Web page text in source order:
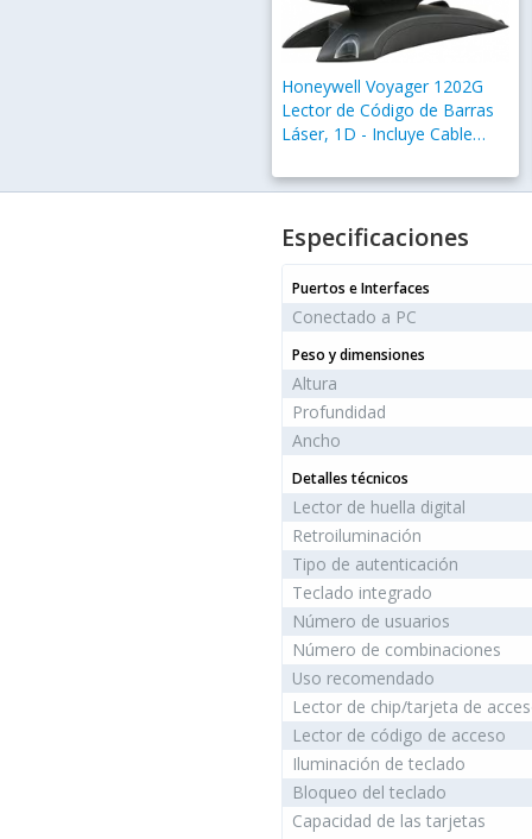
Honeywell Voyager 1202G
Lector de Código de Barras
Láser, 1D - Incluye Cable
Especificaciones
Puertos e Interfaces
Conectado a PC
Peso y dimensiones
Altura
Profundidad
Ancho
Detalles técnicos
Lector de huella digital
Retroiluminación
Tipo de autenticación
Teclado integrado
Número de usuarios
Número de combinaciones
Uso recomendado
Lector de chip/tarjeta de
Lector de código de acceso
Iluminación de teclado
Bloqueo del teclado
Capacidad de las tarjetas